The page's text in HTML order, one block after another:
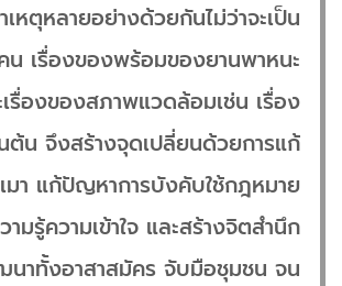
หตุหลายอย่างด้วยกันไม่ว่าจะเป็น
น เรื่องของพร้อมของยานพาหนะ
เรื่องของสภาพแวดล้อมเช่น เรื่อง
ต้น จึงสร้างจุดเปลี่ยนด้วยการแก้
า แก้ปัญหาการบังคับใช้กฎหมาย
ามรู้ความเข้าใจ และสร้างจิตสำนึก
าทั้งอาสาสมัคร จับมือชุมชน จน